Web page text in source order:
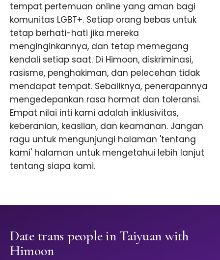
tempat pertemuan online yang aman bagi
komunitas LGBT+. Setiap orang bebas untuk
tetap berhati-hati jika mereka
menginginkannya, dan tetap memegang
kendali setiap saat. Di Himoon, diskriminasi,
rasisme, penghakiman, dan pelecehan tidak
mendapat tempat. Sebaliknya, penerapannya
mengedepankan rasa hormat dan toleransi.
Empat nilai inti kami adalah inklusivitas,
keberanian, keaslian, dan keamanan. Jangan
ragu untuk mengunjungi halaman 'tentang
kami' halaman untuk mengetahui lebih lanjut
tentang siapa kami.
Date trans people in Taiyuan with
Himoon